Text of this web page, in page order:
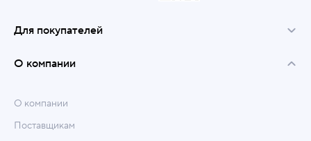
Для покупателей
О компании
О компании
Поставщикам